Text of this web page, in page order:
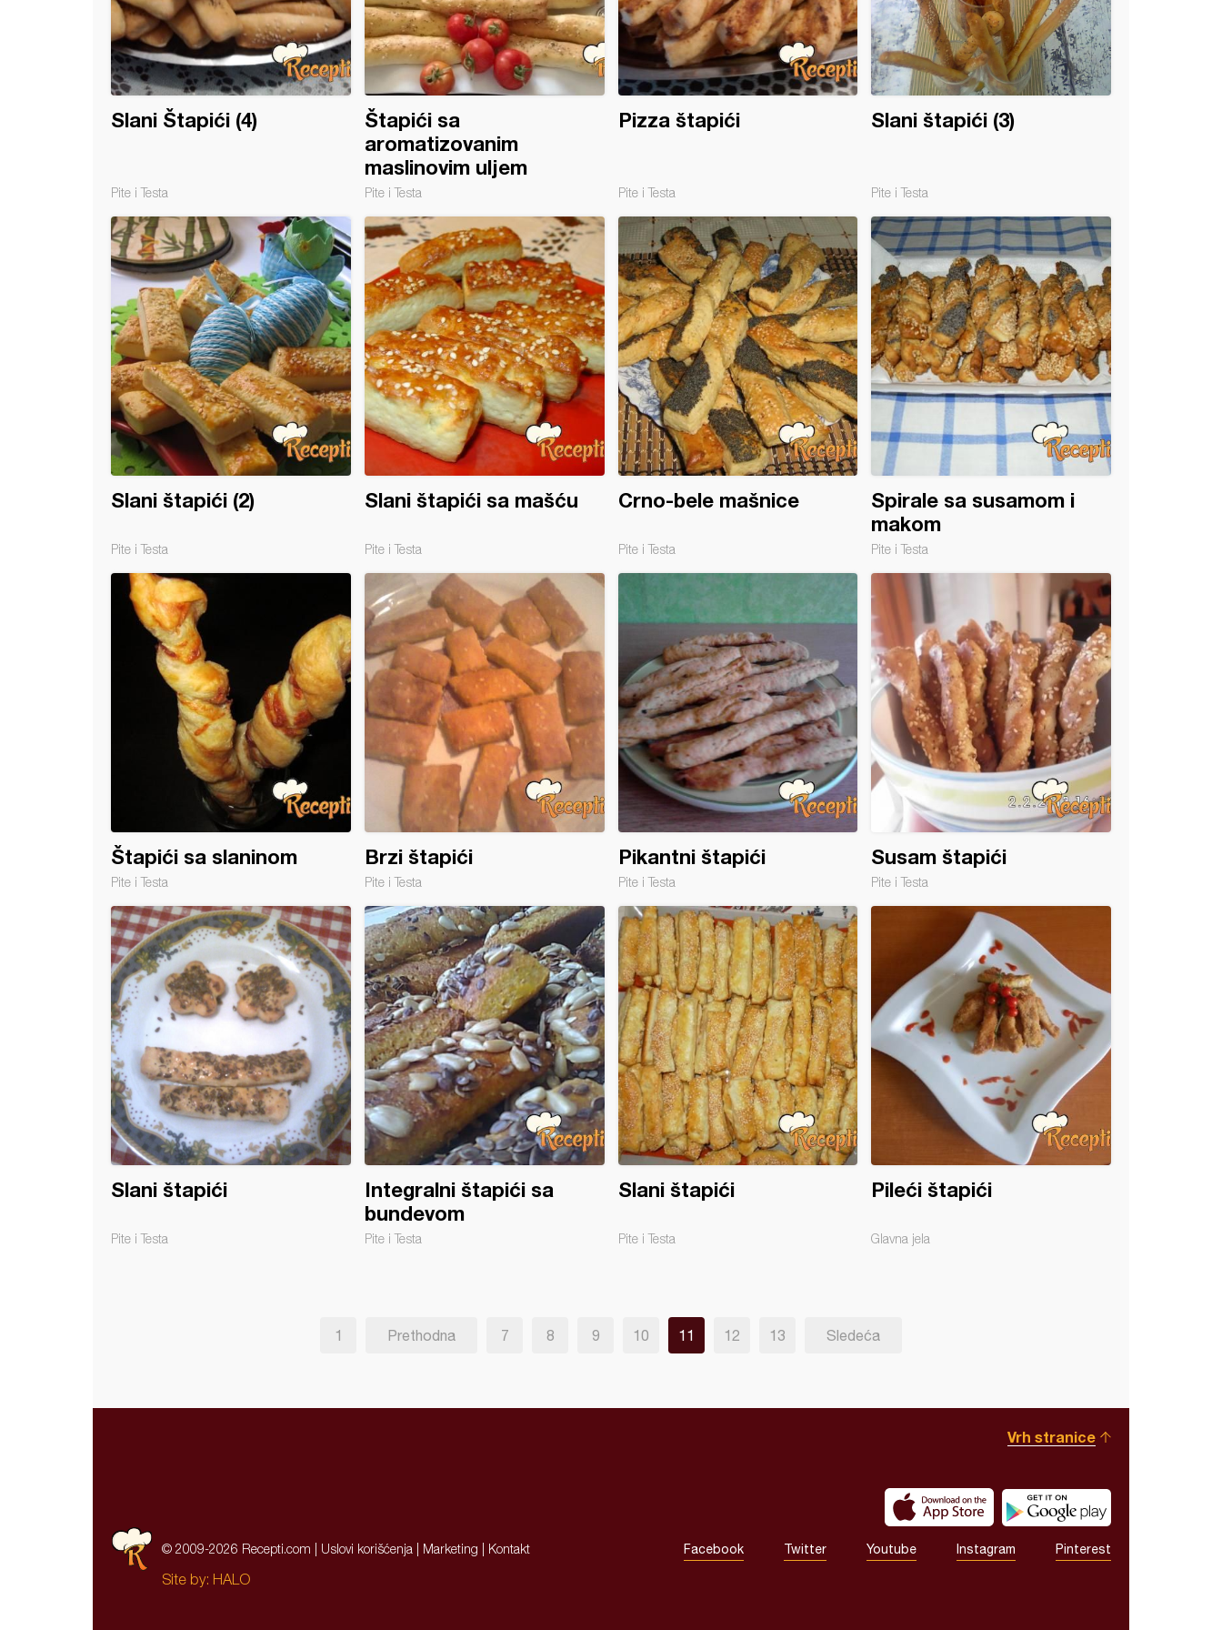
Slani Štapići (4)
Pite i Testa
Štapići sa
aromatizovanim
maslinovim uljem
Pite i Testa
Pizza štapići
Pite i Testa
Slani štapići (3)
Pite i Testa
Slani štapići (2)
Pite i Testa
Slani štapići sa mašću
Pite i Testa
Crno-bele mašnice
Pite i Testa
Spirale sa susamom i
makom
Pite i Testa
sa susamom i makom
Štapići sa slaninom
Pite i Testa
Brzi štapići
Pite i Testa
Pikantni štapići
Pite i Testa
Susam štapići
Pite i Testa
Slani štapići
Pite i Testa
Integralni štapići sa
bundevom
Pite i Testa
Slani štapići
Pite i Testa
Pileći štapići
Glavna jela
1 Prethodna 7 8 9 10 11 12 13 Sledeća
Vrh stranice
© 2009-2026 Recepti.com | Uslovi korišćenja Marketing Kontakt Facebook Twitter Youtube Instagram Pinterest
Site by: HALO